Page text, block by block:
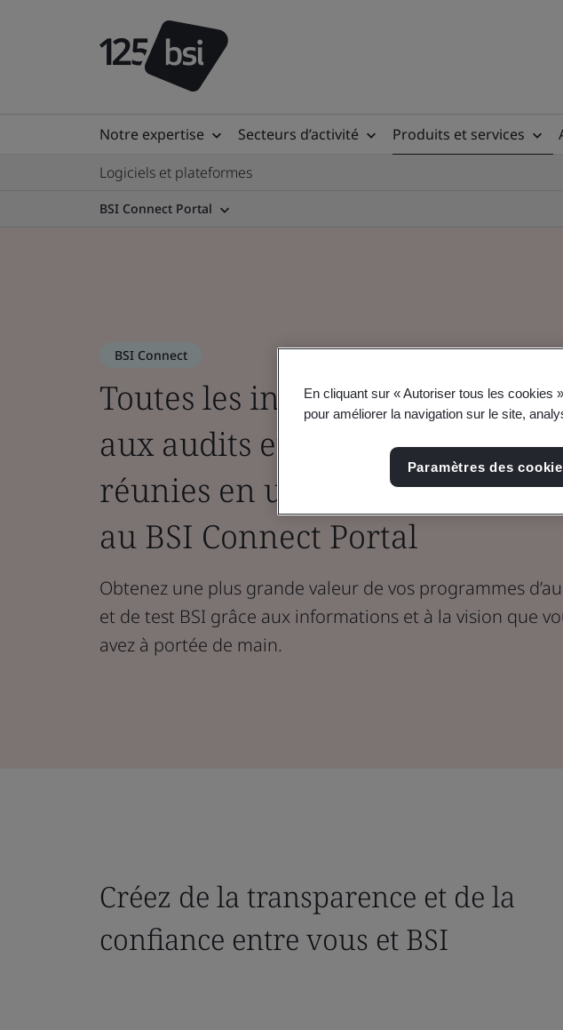
Notre expertise Secteurs d’activité Produits et services
Logiciels et plateformes
BSI Connect Portal
BSI Connect
Toutes les informations
aux audits et aux tests BSI
réunies en un seul endroit
au BSI Connect Portal
Obtenez une plus grande valeur de vos programmes
et de test BSI grâce aux informations et à la vision que
avez à portée de main.
Créez de la transparence et de la
confiance entre vous et BSI
En cliquant sur « Autoriser tous les cookies
pour améliorer la navigation sur le site,
Paramètres des